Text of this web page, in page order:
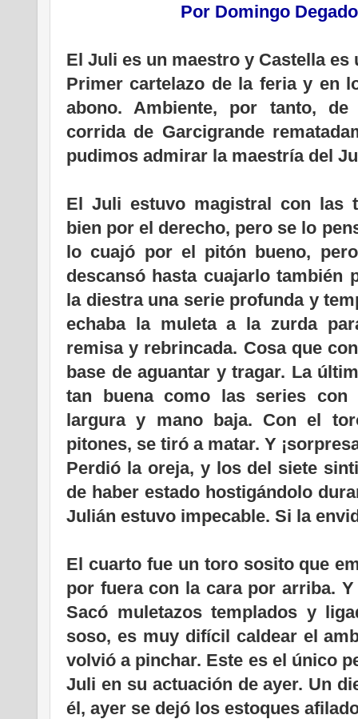
Por Domingo
El Juli es un maestro y Castella es
Primer cartelazo de la feria y en
abono. Ambiente, por tanto,
corrida de Garcigrande
pudimos admirar la maestría del
El Juli estuvo magistral con las
bien por el derecho, pero se lo
lo cuajó por el pitón bueno,
descansó hasta cuajarlo también
la diestra una serie profunda y
echaba la muleta a la zurda
remisa y rebrincada. Cosa que
base de aguantar y tragar. La
tan buena como las series con
largura y mano baja. Con el
pitones, se tiró a matar. Y
Perdió la oreja, y los del siete
de haber estado hostigándolo
Julián estuvo impecable. Si la
El cuarto fue un toro sosito que
por fuera con la cara por arriba.
Sacó muletazos templados y
soso, es muy difícil caldear el
volvió a pinchar. Este es el único
Juli en su actuación de ayer. Un
él, ayer se dejó los estoques